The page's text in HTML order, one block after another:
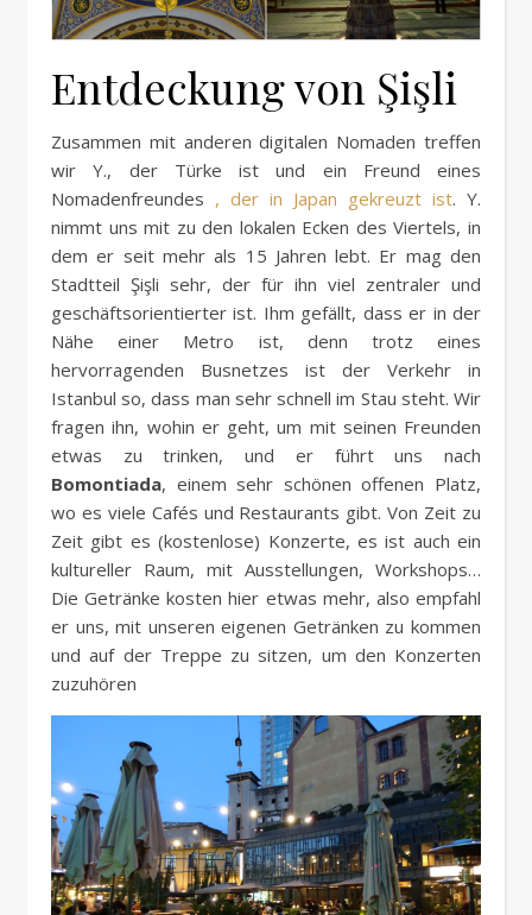
Entdeckung von Şişli
Zusammen mit anderen digitalen Nomaden treffen
wir Y., der Türke ist und ein Freund eines
Nomadenfreundes , der in Japan gekreuzt ist. Y.
nimmt uns mit zu den lokalen Ecken des Viertels, in
dem er seit mehr als 15 Jahren lebt. Er mag den
Stadtteil Şişli sehr, der für ihn viel zentraler und
geschäftsorientierter ist. Ihm gefällt, dass er in der
Nähe einer Metro ist, denn trotz eines
hervorragenden Busnetzes ist der Verkehr in
Istanbul so, dass man sehr schnell im Stau steht. Wir
fragen ihn, wohin er geht, um mit seinen Freunden
etwas zu trinken, und er führt uns nach
Bomontiada, einem sehr schönen offenen Platz,
wo es viele Cafés und Restaurants gibt. Von Zeit zu
Zeit gibt es (kostenlose) Konzerte, es ist auch ein
kultureller Raum, mit Ausstellungen, Workshops…
Die Getränke kosten hier etwas mehr, also empfahl
er uns, mit unseren eigenen Getränken zu kommen
und auf der Treppe zu sitzen, um den Konzerten
zuzuhören